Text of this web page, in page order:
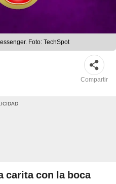
Foto: TechSpot
Compartir
carita con la boca